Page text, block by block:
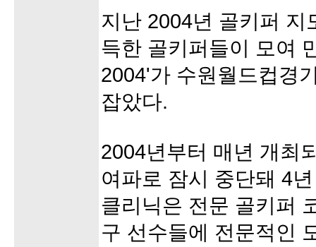
지난 2004년 골키퍼 지
득한 골키퍼들이 모여
2004'가 수원월드컵경
잡았다.
2004년부터 매년 개최
여파로 잠시 중단돼 4
클리닉은 전문 골키퍼
구 선수들에 전문적인